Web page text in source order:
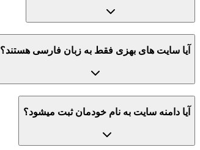
آیا سایت های بهزی فقط به زبان فارسی هستند؟
آیا دامنه سایت به نام خودمان ثبت میشود؟